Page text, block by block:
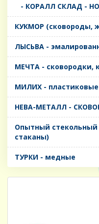
- КОРАЛЛ СКЛАД -
КУКМОР (сковороды,
ЛЫСЬВА -
МЕЧТА - сковородки,
МИЛИХ -
НЕВА-МЕТАЛЛ -
Опытный стекольный
стаканы)
ТУРКИ - медные